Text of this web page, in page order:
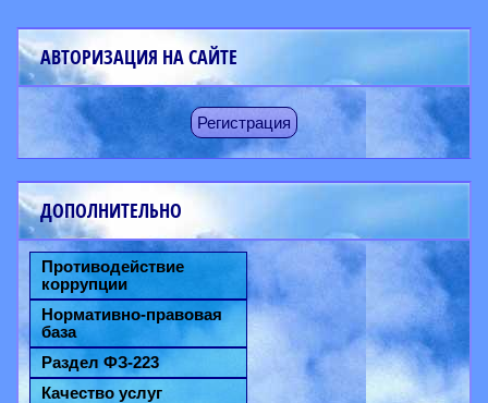
АВТОРИЗАЦИЯ НА САЙТЕ
Регистрация
ДОПОЛНИТЕЛЬНО
Противодействие
коррупции
Нормативно-правовая
база
Раздел ФЗ-223
Качество услуг